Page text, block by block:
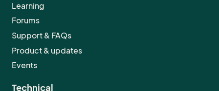
Learning
Forums
Support & FAQs
Product & updates
Events
Technical